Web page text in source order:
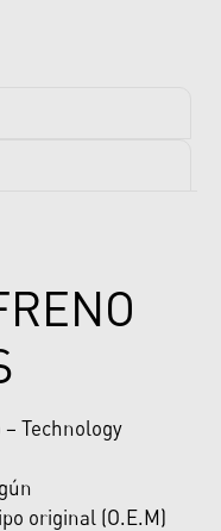
Technology
original (O.E.M)